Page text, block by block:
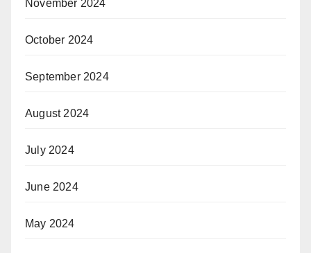
November 2024
October 2024
September 2024
August 2024
July 2024
June 2024
May 2024